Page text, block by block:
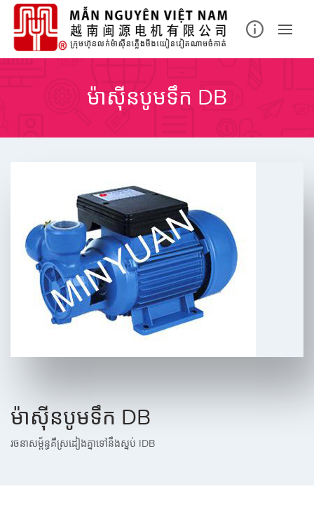
Skip
content
ម៉ាស៊ីនបូមទឹក DB
ម៉ាស៊ីនបូមទឹក DB
រចនាសម្ព័ន្ធគឺស្រដៀងគ្នាទៅនឹងស្នប់ IDB